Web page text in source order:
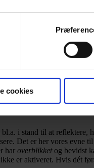
cookies
Krybdyrhjernens
Det gør
bevidst for os.
og lignende dyr har ikke
sociale væsner,
nærmeste og dem omkring
i stand til at
Det er her vores evne
har overblikketog bevidst
er aktiveret. Hvis dét